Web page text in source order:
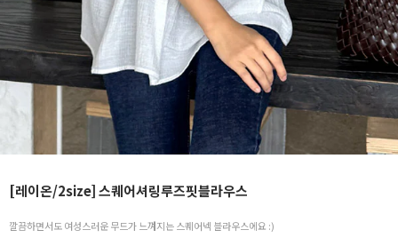
[레이온/2size] 스퀘어셔링루즈핏블라우스
깔끔하면서도 여성스러운 무드가 느껴지는 스퀘어넥 블라우스에요 :)